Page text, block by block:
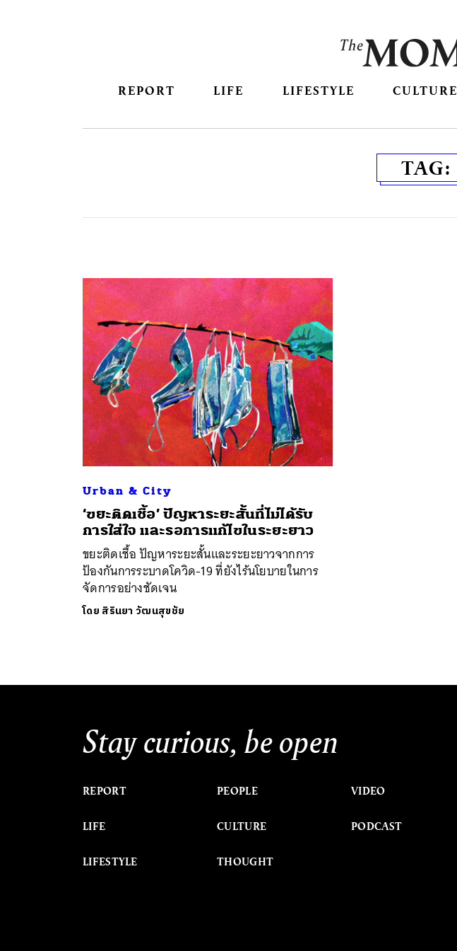
REPORT LIFE LIFESTYLE CULTURE
TAG:
Urban & City
‘ขยะติดเชื้อ’ ปัญหาระยะสั้นที่ไม่ได้รับ
การใส่ใจ และรอการแก้ไขในระยะยาว
ขยะติดเชื้อ ปัญหาระยะสั้นและระยะยาวจากการ
ป้องกันการระบาดโควิด-19 ที่ยังไร้นโยบายในการ
จัดการอย่างชัดเจน
โดย สิรินยา วัฒนสุขชัย
Stay curious, be open
REPORT
LIFE
LIFESTYLE
PEOPLE
CULTURE
THOUGHT
VIDEO
PODCAST